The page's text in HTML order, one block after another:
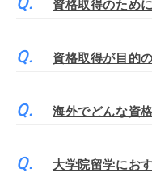
資格取得のため
資格取得が目的
海外でどんな資
大学院留学にお